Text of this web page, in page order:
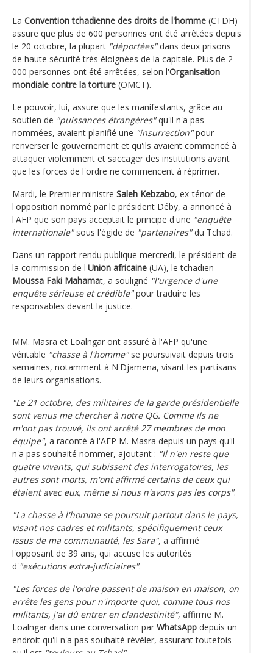
La Convention tchadienne des droits de l'homme (CTDH)
assure que plus de 600 personnes ont été arrêtées depuis
le 20 octobre, la plupart "déportées"dans deux prisons
de haute sécurité très éloignées de la capitale. Plus de 2
000 personnes ont été arrêtées, selon l'Organisation
mondiale contre la torture (OMCT).
Le pouvoir, lui, assure que les manifestants, grâce au
soutien de "puissances étrangères"qu'il n'a pas
nommées, avaient planifié une "insurrection"pour
renverser le gouvernement et qu'ils avaient commencé à
attaquer violemment et saccager des institutions avant
que les forces de l'ordre ne commencent à réprimer.
Mardi, le Premier ministre Saleh Kebzabo, ex-ténor de
l'opposition nommé par le président Déby, a annoncé à
l'AFP que son pays acceptait le principe d'une "enquête
internationale"sous l'égide de "partenaires"du Tchad.
Dans un rapport rendu publique mercredi, le président de
la commission de l'Union africaine (UA), le tchadien
Moussa Faki Mahamat, a souligné "l'urgence d'une
enquête sérieuse et crédible"pour traduire les
responsables devant la justice.
MM. Masra et Loalngar ont assuré à l'AFP qu'une
véritable "chasse à l'homme"se poursuivait depuis trois
semaines, notamment à N'Djamena, visant les partisans
de leurs organisations.
"Le 21 octobre, des militaires de la garde présidentielle
sont venus me chercher à notre QG. Comme ils ne
m'ont pas trouvé, ils ont arrêté 27 membres de mon
équipe", a raconté à l'AFP M. Masra depuis un pays qu'il
n'a pas souhaité nommer, ajoutant : "Il n'en reste que
quatre vivants, qui subissent des interrogatoires, les
autres sont morts, m'ont affirmé certains de ceux qui
étaient avec eux, même si nous n'avons pas les corps".
"La chasse à l'homme se poursuit partout dans le pays,
visant nos cadres et militants, spécifiquement ceux
issus de ma communauté, les Sara", a affirmé
l'opposant de 39 ans, qui accuse les autorités
d' "exécutions extra-judiciaires".
"Les forces de l'ordre passent de maison en maison, on
arrête les gens pour n'importe quoi, comme tous nos
militants, j'ai dû entrer en clandestinité", affirme M.
Loalngar dans une conversation par WhatsApp depuis un
endroit qu'il n'a pas souhaité révéler, assurant toutefois